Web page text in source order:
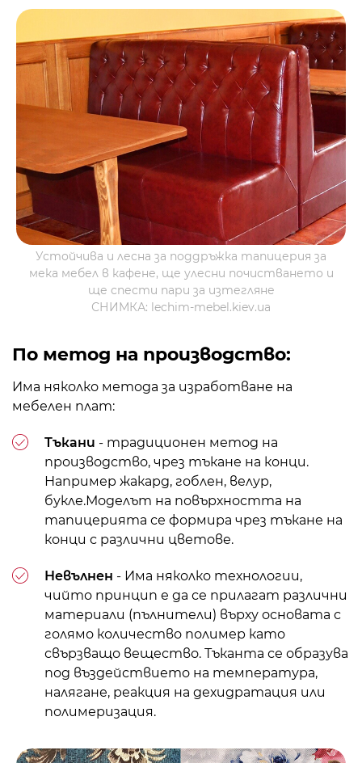
Устойчива и лесна за поддръжка тапицерия за
мека мебел в кафене, ще улесни почистването и
ще спести пари за изтегляне
СНИМКА: lechim-mebel.kiev.ua
По метод на производство:
Има няколко метода за изработване на
мебелен плат:
Тъкани - традиционен метод на
производство, чрез тъкане на конци.
Например жакард, гоблен, велур,
букле.Моделът на повърхността на
тапицерията се формира чрез тъкане на
конци с различни цветове.
Невълнен - Има няколко технологии,
чийто принцип е да се прилагат различни
материали (пълнители) върху основата с
голямо количество полимер като
свързващо вещество. Тъканта се образува
под въздействието на температура,
налягане, реакция на дехидратация или
полимеризация.